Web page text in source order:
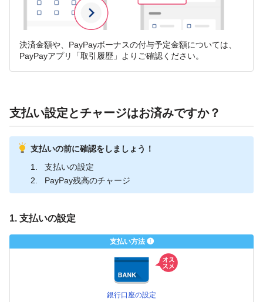
決済金額や、PayPayボーナスの付与予定金額については、
PayPayアプリ「取引履歴」よりご確認ください。
支払い設定とチャージはお済みですか？
支払いの前に確認をしましょう！
支払いの設定
PayPay残高のチャージ
1. 支払いの設定
支払い方法 ❶
銀行口座の設定